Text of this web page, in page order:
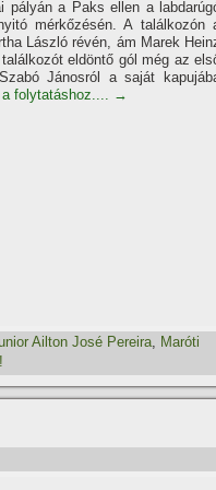
pályán a Paks ellen a
mérkőzésén. A találkozón
László révén, ám Marek
eldöntő gól még az
Jánosról a saját
folytatáshoz.... →
Ailton José Pereira, Maróti